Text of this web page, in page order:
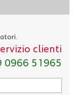
*
clienti
0966 51965